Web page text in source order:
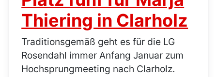
Thiering in Clarholz
Traditionsgemäß geht es für die LG
Rosendahl immer Anfang Januar zum
Hochsprungmeeting nach Clarholz.